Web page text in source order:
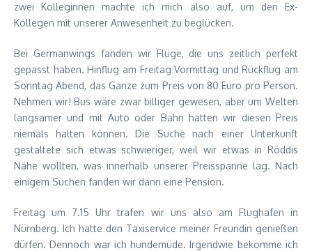
zwei Kolleginnen machte ich mich also auf, um den Ex-
Kollegen mit unserer Anwesenheit zu beglücken.
Bei Germanwings fanden wir Flüge, die uns zeitlich perfekt
gepasst haben. Hinflug am Freitag Vormittag und Rückflug am
Sonntag Abend, das Ganze zum Preis von 80 Euro pro Person.
Nehmen wir! Bus wäre zwar billiger gewesen, aber um Welten
langsamer und mit Auto oder Bahn hätten wir diesen Preis
niemals halten können. Die Suche nach einer Unterkunft
gestaltete sich etwas schwieriger, weil wir etwas in Röddis
Nähe wollten, was innerhalb unserer Preisspanne lag. Nach
einigem Suchen fanden wir dann eine Pension.
Freitag um 7.15 Uhr trafen wir uns also am Flughafen in
Nürnberg. Ich hatte den Taxiservice meiner Freundin genießen
dürfen. Dennoch war ich hundemüde. Irgendwie bekomme ich